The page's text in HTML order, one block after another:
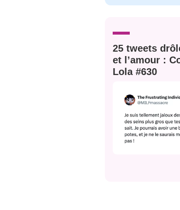
25 tweets
et l’amour :
Lola #630